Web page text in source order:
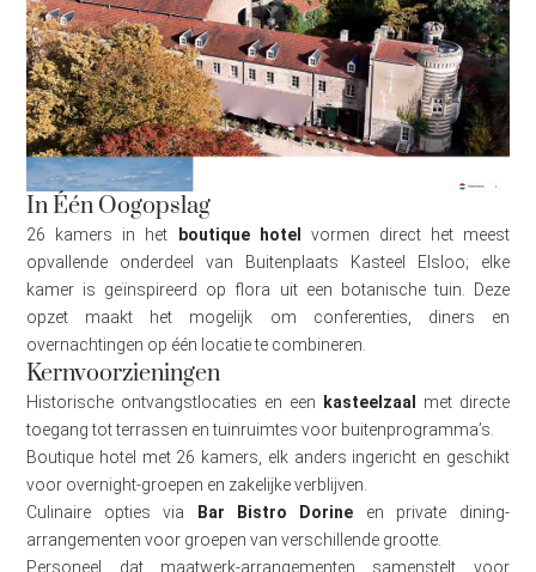
In Één Oogopslag
26 kamers in het boutique hotel
vormen direct het meest
opvallende onderdeel van Buitenplaats Kasteel Elsloo; elke
kamer is geïnspireerd op flora uit een botanische tuin. Deze
opzet maakt het mogelijk om conferenties, diners en
overnachtingen op één locatie te combineren.
Kernvoorzieningen
Historische ontvangstlocaties en een kasteelzaal
met directe
toegang tot terrassen en tuinruimtes voor buitenprogramma’s.
Boutique hotel met 26 kamers, elk anders ingericht en geschikt
voor overnight-groepen en zakelijke verblijven.
Culinaire opties via
Bar Bistro Dorine en private dining-
arrangementen voor groepen van verschillende grootte.
Personeel dat maatwerk-arrangementen samenstelt voor